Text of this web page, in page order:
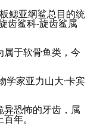
鳃亚纲鲨总目的统
齿鲨科-旋齿鲨属
于软骨鱼类，今
学家亚力山大·卡宾
恐怖的牙齿，属
年。